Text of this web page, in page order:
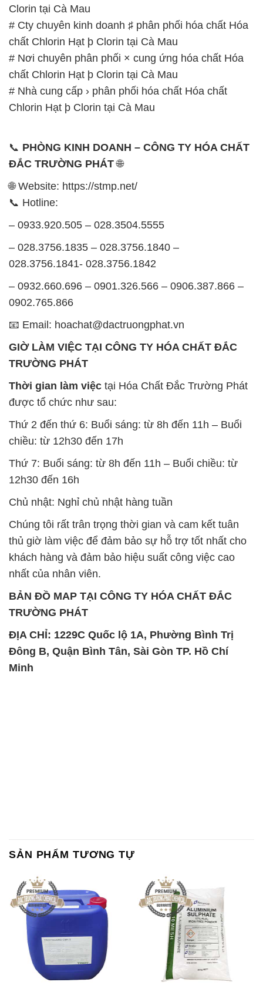
Clorin tại Cà Mau
# Cty chuyên kinh doanh ♯ phân phối hóa chất Hóa
chất Chlorin Hạt þ Clorin tại Cà Mau
# Nơi chuyên phân phối × cung ứng hóa chất Hóa
chất Chlorin Hạt þ Clorin tại Cà Mau
# Nhà cung cấp › phân phối hóa chất Hóa chất
Chlorin Hạt þ Clorin tại Cà Mau
📞 PHÒNG KINH DOANH – CÔNG TY HÓA CHẤT
ĐẮC TRƯỜNG PHÁT🌐
🌐 Website: https://stmp.net/
📞 Hotline:
– 0933.920.505 – 028.3504.5555
– 028.3756.1835 – 028.3756.1840 –
028.3756.1841- 028.3756.1842
– 0932.660.696 – 0901.326.566 – 0906.387.866 –
0902.765.866
📧 Email: hoachat@dactruongphat.vn
GIỜ LÀM VIỆC TẠI CÔNG TY HÓA CHẤT ĐẮC
TRƯỜNG PHÁT
Thời gian làm việc tại Hóa Chất Đắc Trường Phát
được tổ chức như sau:
Thứ 2 đến thứ 6: Buổi sáng: từ 8h đến 11h – Buổi
chiều: từ 12h30 đến 17h
Thứ 7: Buổi sáng: từ 8h đến 11h – Buổi chiều: từ
12h30 đến 16h
Chủ nhật: Nghỉ chủ nhật hàng tuần
Chúng tôi rất trân trọng thời gian và cam kết tuân
thủ giờ làm việc để đảm bảo sự hỗ trợ tốt nhất cho
khách hàng và đảm bảo hiệu suất công việc cao
nhất của nhân viên.
BẢN ĐỒ MAP TẠI CÔNG TY HÓA CHẤT ĐẮC
TRƯỜNG PHÁT
ĐỊA CHỈ: 1229C Quốc lộ 1A, Phường Bình Trị
Đông B, Quận Bình Tân, Sài Gòn TP. Hồ Chí
Minh
SẢN PHẨM TƯƠNG TỰ